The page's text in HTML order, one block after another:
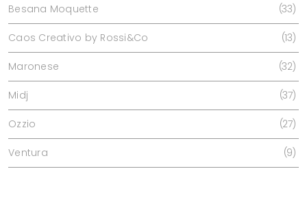
Besana Moquette 33
Caos Creativo by Rossi&Co 13
Maronese 32
Midj 37
Ozzio 27
Ventura 9